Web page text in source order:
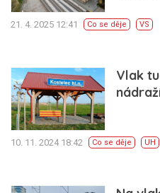
21. 4. 2025 12:41 Co se děje VS
Vlak
10. 11. 2024 18:42 Co se děje UH